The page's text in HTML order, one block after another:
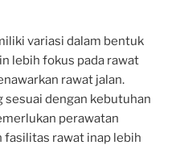
variasi dalam bentuk
lebih fokus pada rawat
rawat jalan.
dengan kebutuhan
perawatan
fasilitas rawat inap lebih